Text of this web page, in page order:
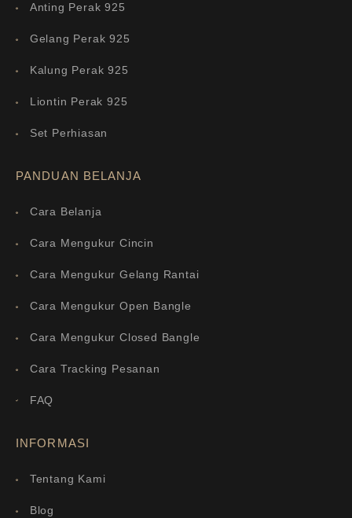
Anting Perak 925
Gelang Perak 925
Kalung Perak 925
Liontin Perak 925
Set Perhiasan
PANDUAN BELANJA
Cara Belanja
Cara Mengukur Cincin
Cara Mengukur Gelang Rantai
Cara Mengukur Open Bangle
Cara Mengukur Closed Bangle
Cara Tracking Pesanan
FAQ
INFORMASI
Tentang Kami
Blog